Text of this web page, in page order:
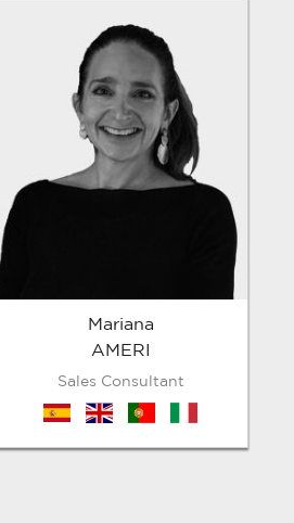
Mariana
AMERI
Sales Consultant
es en pt